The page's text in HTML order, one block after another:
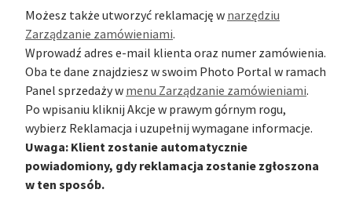
Możesz także utworzyć reklamację w narzędziu
Zarządzanie zamówieniami.
Wprowadź adres e-mail klienta oraz numer zamówienia.
Oba te dane znajdziesz w swoim Photo Portal w ramach
Panel sprzedaży w menu Zarządzanie zamówieniami.
Po wpisaniu kliknij Akcje w prawym górnym rogu,
wybierz Reklamacja i uzupełnij wymagane informacje.
Uwaga: Klient zostanie automatycznie
powiadomiony, gdy reklamacja zostanie zgłoszona
w ten sposób.